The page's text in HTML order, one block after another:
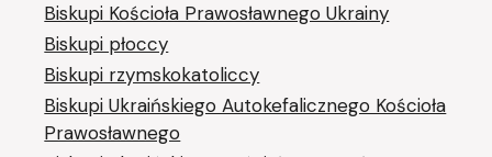
Biskupi Kościoła Prawosławnego Ukrainy
Biskupi płoccy
Biskupi rzymskokatoliccy
Biskupi Ukraińskiego Autokefalicznego Kościoła
Prawosławnego